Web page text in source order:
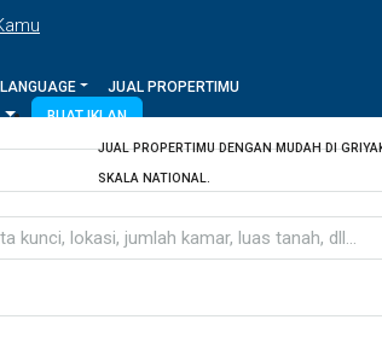
LANGUAGE JUAL PROPERTIMU
JUAL PROPERTIMU DENGAN MUDAH DI
SKALA NATIONAL.
BUAT IKLAN